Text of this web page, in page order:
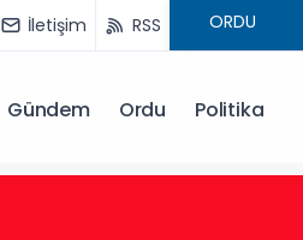
İletişim RSS
Gündem Ordu Politika